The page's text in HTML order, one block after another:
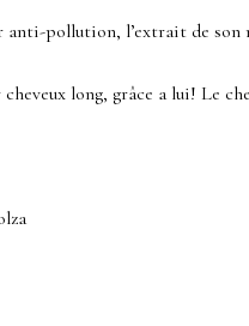
pollution, l’extrait de son
long, grâce a lui! Le